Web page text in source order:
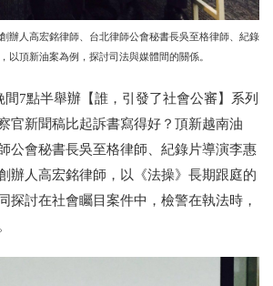
辦人高宏銘律師、台北律師公會秘書長吳至格律師、紀錄
以頂新油案為例，探討司法與媒體間的關係。
間7點半舉辦【誰，引發了社會公審】系列
官新聞稿比起訴書寫得好？頂新越南油
公會秘書長吳至格律師、紀錄片導演李惠
辦人高宏銘律師，以《法操》長期跟庭的
探討在社會矚目案件中，檢警在執法時，